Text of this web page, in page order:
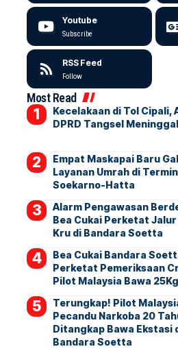
Youtube
Subscribe
RSS Feed
Follow
Most Read
Kecelakaan di Tol Cipali,
DPRD Tangsel
Empat Maskapai Baru
Layanan Umrah di
Soekarno-Hatta
Alarm Pengawasan
Bea Cukai Perketat Jalur
Kru di Bandara Soetta
Bea Cukai Bandara
Perketat Pemeriksaan
Pilot Malaysia Bawa
Terungkap! Pilot
Pecandu Narkoba 20
Ditangkap Bawa Ekstasi
Bandara Soetta